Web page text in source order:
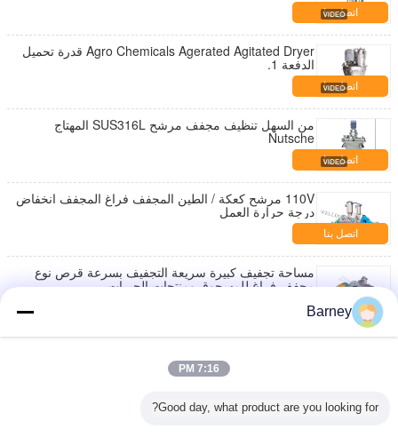
اتصل بنا
Agro Chemicals Agerated Agitated Dryer قدرة تحميل
الدفعة 1.
اتصل بنا
من السهل تنظيف مجفف مرشح SUS316L المهتاج
Nutsche
اتصل بنا
110V مرشح كعكة / الطين المجفف فراغ المجفف انخفاض
درجة حرارة العمل
اتصل بنا
مساحة تجفيف كبيرة سريعة التجفيف بسرعة قرص نوع
مجفف فراغ للمسحوق ومنتجات الحبيبات
اتصل بنا
ZHG سلسلة CS المواد فراغ الخليع مجفف مقاومة
Barney
7:16 PM
Good day, what product are you looking for?